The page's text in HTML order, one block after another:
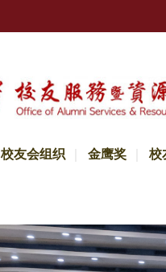
校友会组织 金鹰奖 校